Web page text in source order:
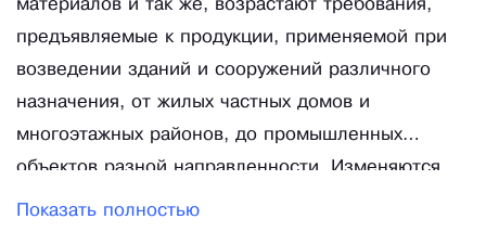
материалов и так же, возрастают требования,
предъявляемые к продукции, применяемой при
возведении зданий и сооружений различного
назначения, от жилых частных домов и
многоэтажных районов, до промышленных
объектов разной направленности. Изменяются
потребности в благоустройстве и ландшафтном
Показать полностью